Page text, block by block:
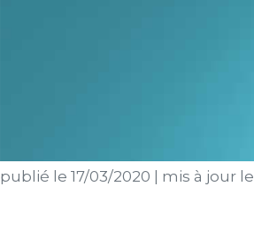
publié le 17/03/2020 mis à jour le